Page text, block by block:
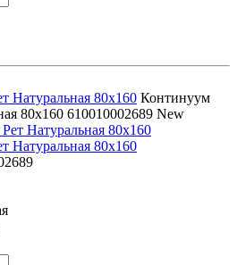
Натуральная 80x160 Континуум
80x160 610010002689 New
Натуральная 80x160